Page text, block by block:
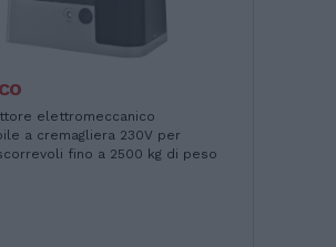
elettromeccanico
a cremagliera 230V per
fino a 2500 kg di peso